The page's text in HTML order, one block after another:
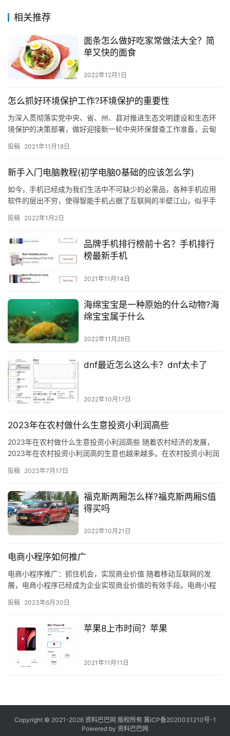
相关推荐
面条怎么做好吃家常做法大全？简
单又快的面食
2022年12月1日
怎么抓好环境保护工作?环境保护的重要性
为深入贯彻落实党中央、省、州、县对推进生态文明建设和生态环
境保护的决策部署，做好迎接新一轮中央环保督查工作准备，云甸
劲，共同…
投稿 2021年11月18日
新手入门电脑教程(初学电脑0基础的应该怎么学)
如今，手机已经成为我们生活中不可缺少的必需品，各种手机应用
软件的层出不穷，使得智能手机占据了互联网的半壁江山，似乎手
但当我们走进
投稿 2022年1月2日
品牌手机排行榜前十名？手机排行
榜最新手机
2021年11月14日
海绵宝宝是一种原始的什么动物?海
绵宝宝属于什么
2022年11月28日
dnf最近怎么这么卡？dnf太卡了
2022年10月17日
2023年在农村做什么生意投资小利润高些
2023年在农村做什么生意投资小利润高些 随着农村经济的发展，
2023年在农村投资小利润高的生意也越来越多。在农村投资小利润
投稿 2023年7月17日
福克斯两厢怎么样?福克斯两厢S值
得买吗
2022年10月21日
电商小程序如何推广
电商小程序推广：抓住机会，实现商业价值 随着移动互联网的发
展，电商小程序已经成为企业实现商业价值的有效手段。电商小程
序，以获…
投稿 2023年6月30日
苹果8上市时间？苹果
2021年11月11日
Copyright © 2021-2026 资料巴巴网 版权所有 冀ICP备2020031210号-1
Powered by 资料巴巴网